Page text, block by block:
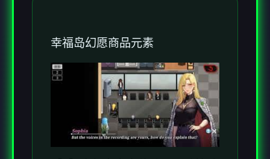
幸福岛幻愿商品元素